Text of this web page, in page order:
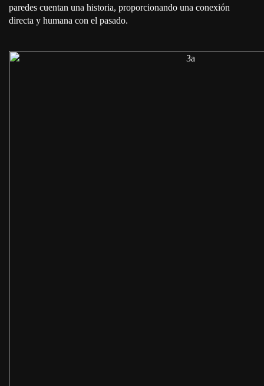
paredes cuentan una historia, proporcionando una conexión
directa y humana con el pasado.